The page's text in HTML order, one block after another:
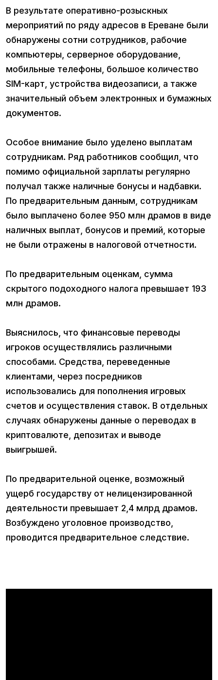
В результате оперативно-розыскных
мероприятий по ряду адресов в Ереване были
обнаружены сотни сотрудников, рабочие
компьютеры, серверное оборудование,
мобильные телефоны, большое количество
SIM-карт, устройства видеозаписи, а также
значительный объем электронных и бумажных
документов.
Особое внимание было уделено выплатам
сотрудникам. Ряд работников сообщил, что
помимо официальной зарплаты регулярно
получал также наличные бонусы и надбавки.
По предварительным данным, сотрудникам
было выплачено более 950 млн драмов в виде
наличных выплат, бонусов и премий, которые
не были отражены в налоговой отчетности.
По предварительным оценкам, сумма
скрытого подоходного налога превышает 193
млн драмов.
Выяснилось, что финансовые переводы
игроков осуществлялись различными
способами. Средства, переведенные
клиентами, через посредников
использовались для пополнения игровых
счетов и осуществления ставок. В отдельных
случаях обнаружены данные о переводах в
криптовалюте, депозитах и выводе
выигрышей.
По предварительной оценке, возможный
ущерб государству от нелицензированной
деятельности превышает 2,4 млрд драмов.
Возбуждено уголовное производство,
проводится предварительное следствие.